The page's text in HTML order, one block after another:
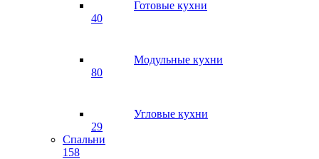
Готовые кухни
40
Модульные кухни
80
Угловые кухни
29
Спальни
158